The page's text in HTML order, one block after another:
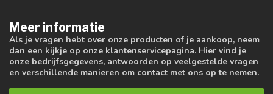
Meer informatie
Als je vragen hebt over onze producten of je aankoop, neem
dan een kijkje op onze klantenservicepagina. Hier vind je
onze bedrijfsgegevens, antwoorden op veelgestelde vragen
en verschillende manieren om contact met ons op te nemen.